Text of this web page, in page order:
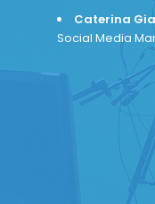
Caterina
Social Media